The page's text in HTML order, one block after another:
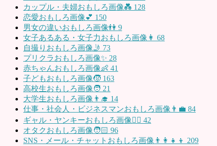
カップル・夫婦おもしろ画像💑 128
恋愛おもしろ画像💕 150
男女の違いおもしろ画像👫 9
女子あるある・女子力おもしろ画像👩 68
自撮りおもしろ画像🤳 73
プリクラおもしろ画像✨ 28
赤ちゃんおもしろ画像👶 41
子どもおもしろ画像🧒 163
高校生おもしろ画像🧑 21
大学生おもしろ画像👨‍🎓 14
仕事・社会人・ビジネスマンおもしろ画像👨‍💼 84
ギャル・ヤンキーおもしろ画像👱‍♀️ 42
オタクおもしろ画像🧑🏻 96
SNS・メール・チャットおもしろ画像👨‍👩‍👧‍👦 209